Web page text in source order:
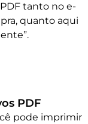
tanto no e-
quanto aqui
PDF
pode imprimir